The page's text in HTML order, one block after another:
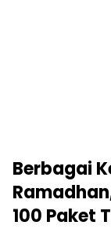
Berbagai
100 Paket